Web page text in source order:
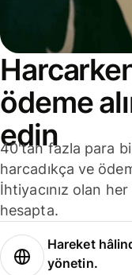
ödeme
edin
40'tan fazla para
harcadıkça ve
İhtiyacınız olan
hesapta.
Hareket
yönetin.